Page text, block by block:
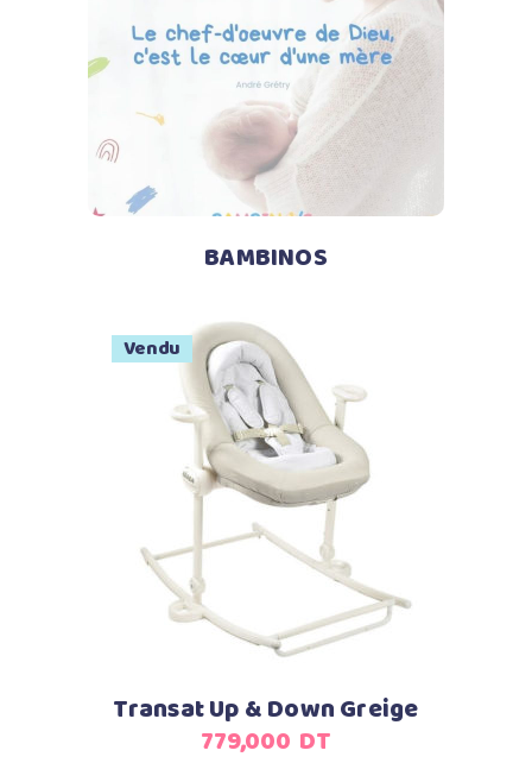
Lire la suite
BAMBINOS
Vendu
Lire la suite
Transat Up & Down Greige
779,000 DT